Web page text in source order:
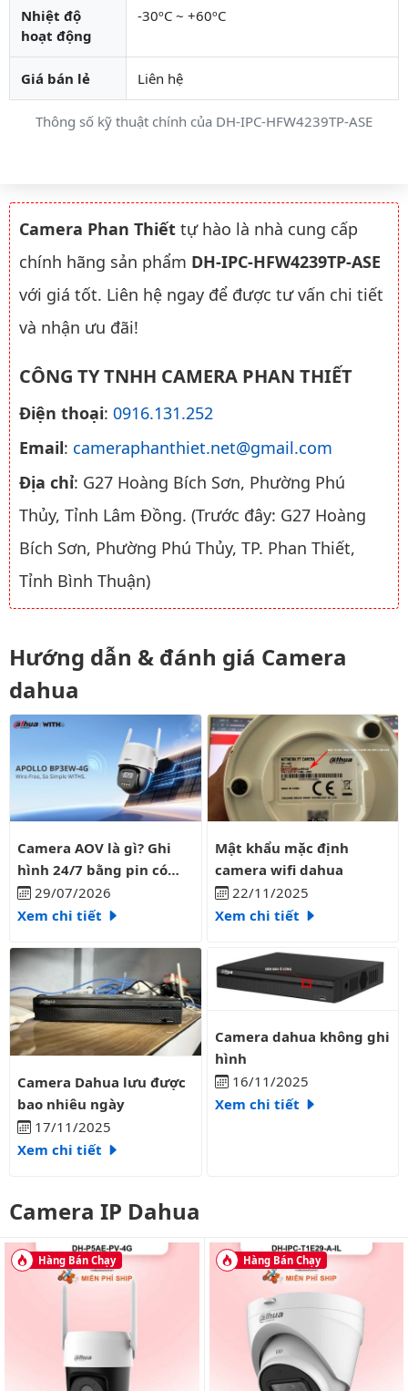
Thông số kỹ thuật chính của DH-IPC-HFW4239TP-ASE
Nhiệt độ
hoạt động
-30ºC ~ +60ºC
Giá bán lẻ Liên hệ
Camera Phan Thiết tự hào là nhà cung cấp
chính hãng sản phẩm DH-IPC-HFW4239TP-ASE
với giá tốt. Liên hệ ngay để được tư vấn chi tiết
và nhận ưu đãi!
CÔNG TY TNHH CAMERA PHAN THIẾT
Điện thoại: 0916.131.252
Email: cameraphanthiet.net@gmail.com
Địa chỉ: G27 Hoàng Bích Sơn, Phường Phú
Thủy, Tỉnh Lâm Đồng. (Trước đây: G27 Hoàng
Bích Sơn, Phường Phú Thủy, TP. Phan Thiết,
Tỉnh Bình Thuận)
Hướng dẫn & đánh giá Camera
dahua
Camera AOV là gì? Ghi hình 24/7 bằng pin có liên tục?
Camera AOV là gì? Ghi
hình 24/7 bằng pin có
liên tục?
29/07/2026
Xem chi tiết
Mật khẩu mặc định camera
Mật khẩu mặc định
camera wifi dahua
22/11/2025
Xem chi tiết
Camera Dahua lưu được bao nhiêu ngày
Camera Dahua lưu được
bao nhiêu ngày
17/11/2025
Xem chi tiết
Camera dahua không ghi hình
Camera dahua không ghi
hình
16/11/2025
Xem chi tiết
Camera IP Dahua
Hàng Bán Chạy Hàng Bán Chạy